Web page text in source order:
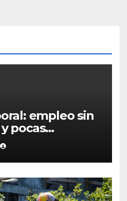
empleo sin
pocas
de personal